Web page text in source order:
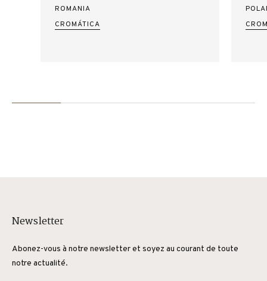
ROMANIA
CROMÁTICA
Newsletter
Abonez-vous à notre newsletter et soyez au courant de toute
notre actualité.